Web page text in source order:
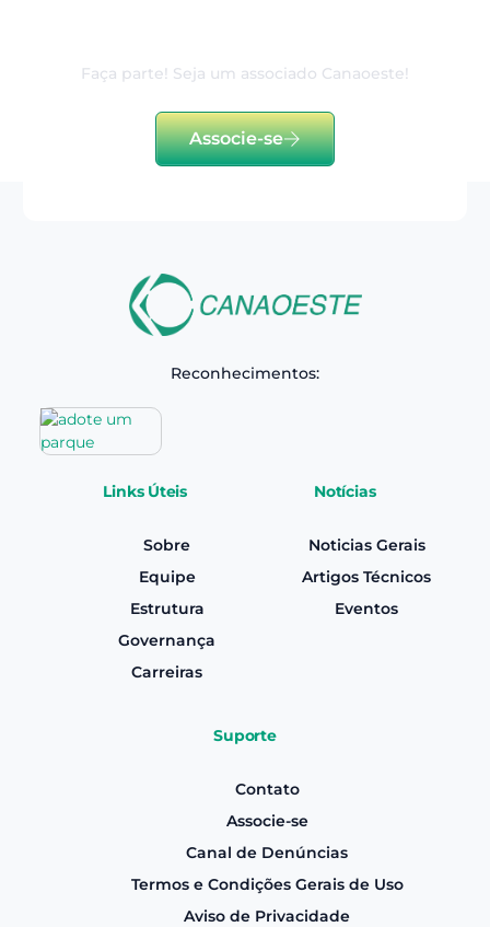
Faça parte! Seja um associado Canaoeste!
Associe-se
Reconhecimentos:
Links Úteis
Sobre
Equipe
Estrutura
Governança
Carreiras
Notícias
Noticias Gerais
Artigos Técnicos
Eventos
Suporte
Contato
Associe-se
Canal de Denúncias
Termos e Condições Gerais de Uso
Aviso de Privacidade